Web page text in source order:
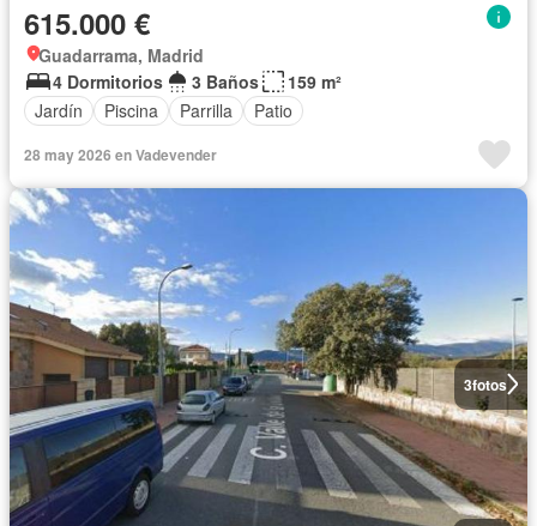
615.000 €
Guadarrama, Madrid
4 Dormitorios
3 Baños
159 m²
Jardín
Piscina Parrilla Patio
28 may 2026 en Vadevender
3fotos